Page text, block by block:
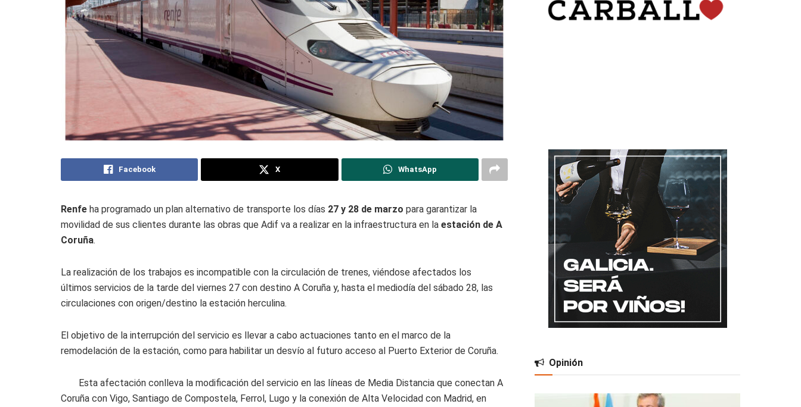
Facebook X WhatsApp
Renfe ha programado un plan alternativo de transporte los días 27 y 28 de marzo para garantizar la
movilidad de sus clientes durante las obras que Adif va a realizar en la infraestructura en la estación de A
Coruña.
La realización de los trabajos es incompatible con la circulación de trenes, viéndose afectados los
últimos servicios de la tarde del viernes 27 con destino A Coruña y, hasta el mediodía del sábado 28, las
circulaciones con origen/destino la estación herculina.
El objetivo de la interrupción del servicio es llevar a cabo actuaciones tanto en el marco de la
remodelación de la estación, como para habilitar un desvío al futuro acceso al Puerto Exterior de Coruña.
Esta afectación conlleva la modificación del servicio en las líneas de Media Distancia que conectan A
Coruña con Vigo, Santiago de Compostela, Ferrol, Lugo y la conexión de Alta Velocidad con Madrid, en
Opinión